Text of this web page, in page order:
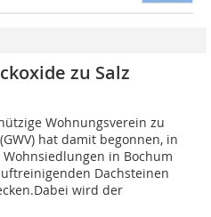
zu Salz
Wohnungsverein zu
hat damit begonnen, in
in Bochum
Dachsteinen
wird der